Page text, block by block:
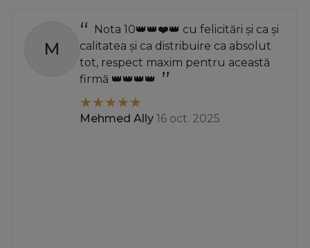
M
Nota 10👑👑❤️👑 cu felicitări și ca și
calitatea și ca distribuire ca absolut
tot, respect maxim pentru această
firmă 👑👑👑👑
Mehmed Ally 16 oct. 2025